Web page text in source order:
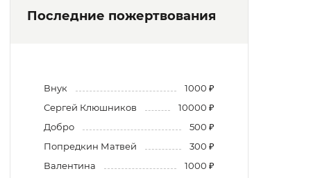
Последние пожертвования
Внук
1000 ₽
Сергей Клюшников
10000 ₽
Добро
500 ₽
Попредкин Матвей
300 ₽
Валентина
1000 ₽